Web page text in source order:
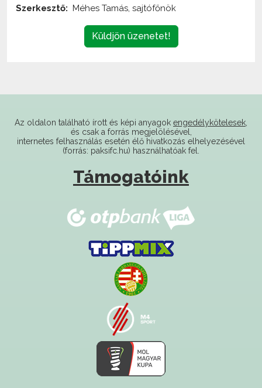
Küldjön üzenetet!
internetes felhasználás esetén élő hivatkozás elhelyezésével
(forrás: paksifc.hu) használhatóak fel.
Támogatóink